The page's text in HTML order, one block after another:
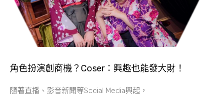
角色扮演創商機？Coser：興趣也能發大財！
隨著直播、影音新聞等Social Media興起，